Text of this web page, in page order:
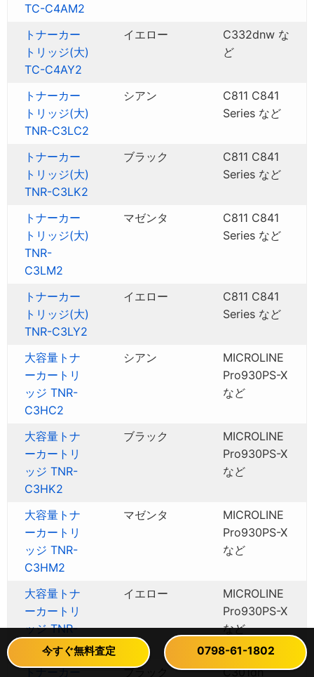
TC-C4AM2
トナーカー
トリッジ(大)
TC-C4AY2
イエロー
C332dnw な
ど
トナーカー
トリッジ(大)
TNR-C3LC2
シアン
C811 C841
Series など
トナーカー
トリッジ(大)
TNR-C3LK2
ブラック
C811 C841
Series など
トナーカー
トリッジ(大)
TNR-
C3LM2
マゼンタ
C811 C841
Series など
トナーカー
トリッジ(大)
TNR-C3LY2
イエロー
C811 C841
Series など
大容量トナ
ーカートリ
ッジ TNR-
C3HC2
シアン
MICROLINE
Pro930PS-X
など
大容量トナ
ーカートリ
ッジ TNR-
C3HK2
ブラック
MICROLINE
Pro930PS-X
など
大容量トナ
ーカートリ
ッジ TNR-
C3HM2
マゼンタ
MICROLINE
Pro930PS-X
など
大容量トナ
ーカートリ
ッジ TNR-
C3HY2
イエロー
MICROLINE
Pro930PS-X
など
トナーカー ブラック C301dn
今すぐ無料査定 0798-61-1802
今すぐ無料査定 0798-61-1802